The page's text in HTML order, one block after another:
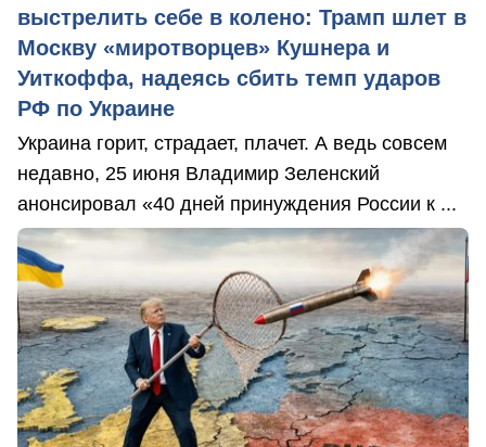
выстрелить себе в колено: Трамп шлет в
Москву «миротворцев» Кушнера и
Уиткоффа, надеясь сбить темп ударов
РФ по Украине
Украина горит, страдает, плачет. А ведь совсем
недавно, 25 июня Владимир Зеленский
анонсировал «40 дней принуждения России к ...